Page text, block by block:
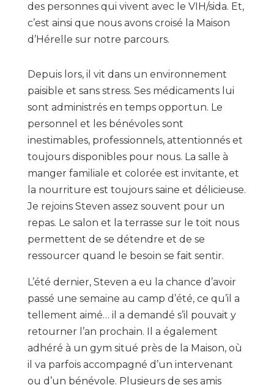
des personnes qui vivent avec le VIH/sida. Et,
c’est ainsi que nous avons croisé la Maison
d’Hérelle sur notre parcours.
Depuis lors, il vit dans un environnement
paisible et sans stress. Ses médicaments lui
sont administrés en temps opportun. Le
personnel et les bénévoles sont
inestimables, professionnels, attentionnés et
toujours disponibles pour nous. La salle à
manger familiale et colorée est invitante, et
la nourriture est toujours saine et délicieuse.
Je rejoins Steven assez souvent pour un
repas. Le salon et la terrasse sur le toit nous
permettent de se détendre et de se
ressourcer quand le besoin se fait sentir.
L’été dernier, Steven a eu la chance d’avoir
passé une semaine au camp d’été, ce qu’il a
tellement aimé… il a demandé s’il pouvait y
retourner l’an prochain. Il a également
adhéré à un gym situé près de la Maison, où
il va parfois accompagné d’un intervenant
ou d’un bénévole. Plusieurs de ses amis